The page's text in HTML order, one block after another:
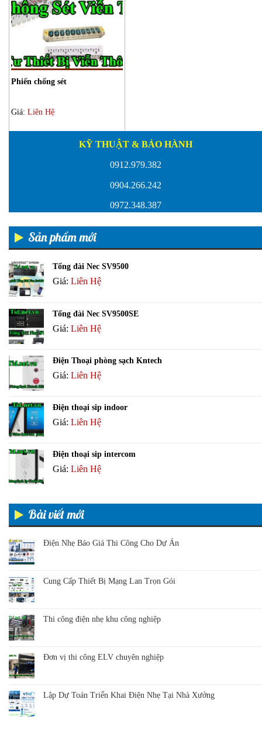
Phiến chống sét
Giá: Liên Hệ
KỸ THUẬT & BẢO HÀNH
0912.979.382
0904.266.242
0972.348.387
Sản phẩm mới
Tổng đài Nec SV9500
Giá: Liên Hệ
Tổng đài Nec SV9500SE
Giá: Liên Hệ
Điện Thoại phòng sạch Kntech
Giá: Liên Hệ
Điện thoại sip indoor
Giá: Liên Hệ
Điện thoại sip intercom
Giá: Liên Hệ
Bài viết mới
Điện Nhẹ Báo Giá Thi Công Cho Dự Án
Cung Cấp Thiết Bị Mạng Lan Trọn Gói
Thi công điện nhẹ khu công nghiệp
Đơn vị thi công ELV chuyên nghiệp
Lập Dự Toán Triển Khai Điện Nhẹ Tại Nhà Xưởng